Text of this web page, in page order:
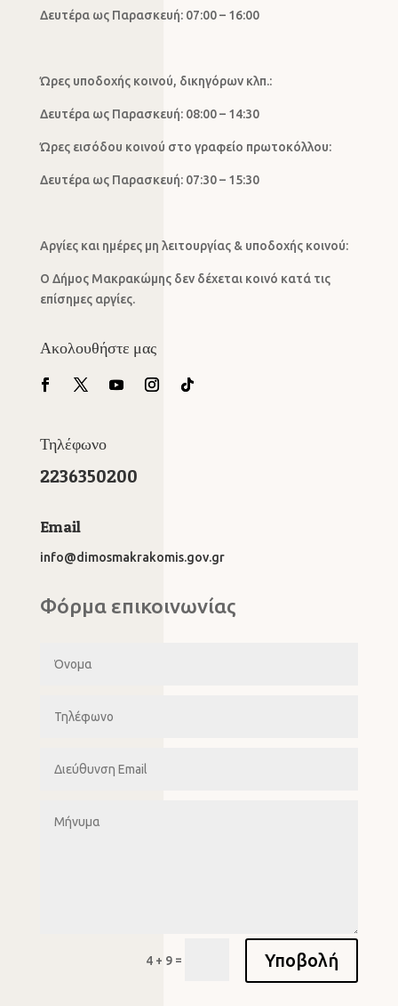
Δευτέρα ως Παρασκευή: 07:00 – 16:00
Ώρες υποδοχής κοινού, δικηγόρων κλπ.:
Δευτέρα ως Παρασκευή: 08:00 – 14:30
Ώρες εισόδου κοινού στο γραφείο πρωτοκόλλου:
Δευτέρα ως Παρασκευή: 07:30 – 15:30
Αργίες και ημέρες μη λειτουργίας & υποδοχής κοινού:
Ο Δήμος Μακρακώμης δεν δέχεται κοινό κατά τις
επίσημες αργίες.
Ακολουθήστε μας
Τηλέφωνο
2236350200
Email
info@dimosmakrakomis.gov.gr
Φόρμα επικοινωνίας
4 + 9 = Υποβολή